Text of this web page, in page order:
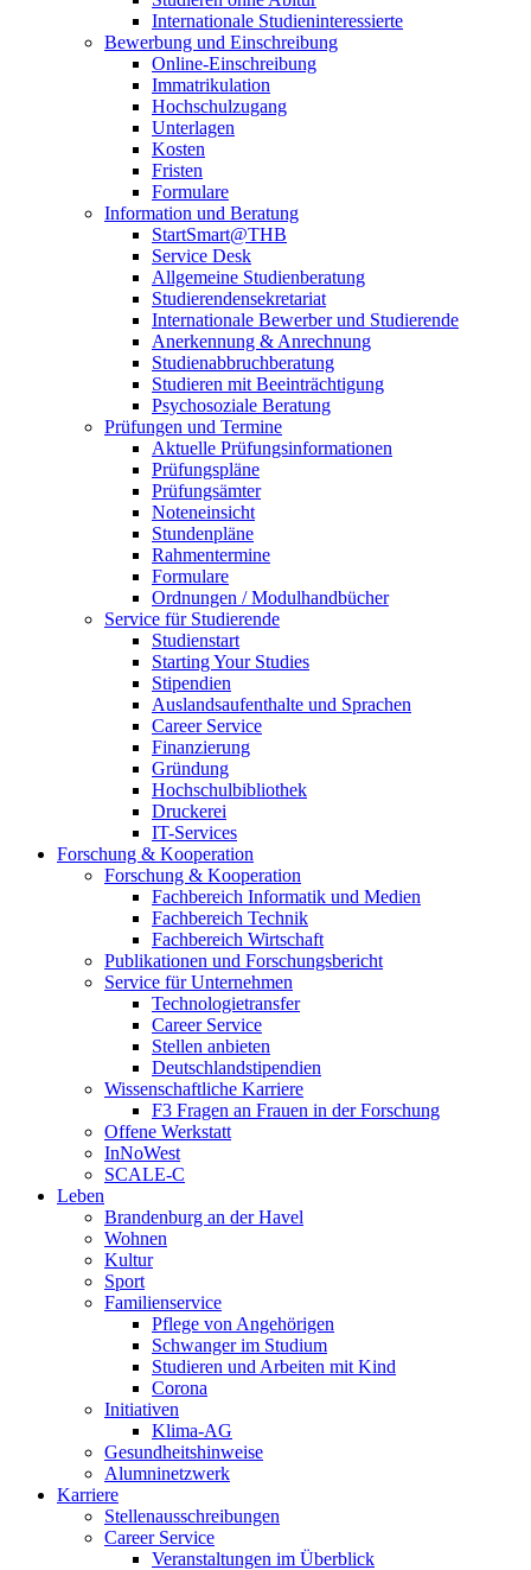
Internationale Studieninteressierte
Bewerbung und Einschreibung
Online-Einschreibung
Immatrikulation
Hochschulzugang
Unterlagen
Kosten
Fristen
Formulare
Information und Beratung
StartSmart@THB
Service Desk
Allgemeine Studienberatung
Studierendensekretariat
Internationale Bewerber und Studierende
Anerkennung & Anrechnung
Studienabbruchberatung
Studieren mit Beeinträchtigung
Psychosoziale Beratung
Prüfungen und Termine
Aktuelle Prüfungsinformationen
Prüfungspläne
Prüfungsämter
Noteneinsicht
Stundenpläne
Rahmentermine
Formulare
Ordnungen / Modulhandbücher
Service für Studierende
Studienstart
Starting Your Studies
Stipendien
Auslandsaufenthalte und Sprachen
Career Service
Finanzierung
Gründung
Hochschulbibliothek
Druckerei
IT-Services
Forschung & Kooperation
Forschung & Kooperation
Fachbereich Informatik und Medien
Fachbereich Technik
Fachbereich Wirtschaft
Publikationen und Forschungsbericht
Service für Unternehmen
Technologietransfer
Career Service
Stellen anbieten
Deutschlandstipendien
Wissenschaftliche Karriere
F3 Fragen an Frauen in der Forschung
Offene Werkstatt
InNoWest
SCALE-C
Leben
Brandenburg an der Havel
Wohnen
Kultur
Sport
Familienservice
Pflege von Angehörigen
Schwanger im Studium
Studieren und Arbeiten mit Kind
Corona
Initiativen
Klima-AG
Gesundheitshinweise
Alumninetzwerk
Karriere
Stellenausschreibungen
Career Service
Veranstaltungen im Überblick